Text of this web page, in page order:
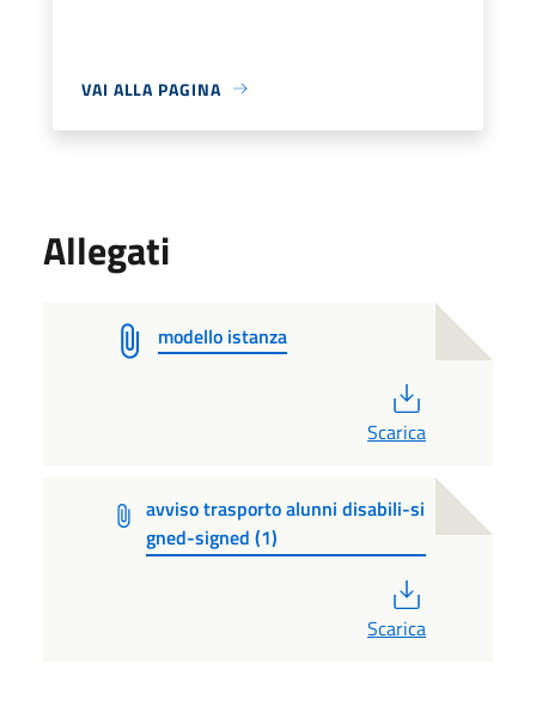
VAI ALLA PAGINA
Allegati
modello istanza
Scarica
avviso trasporto alunni disabili-si
gned-signed (1)
Scarica